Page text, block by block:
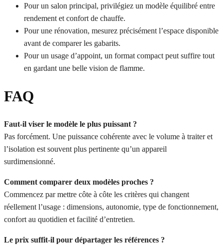
Pour un salon principal, privilégiez un modèle équilibré entre
rendement et confort de chauffe.
Pour une rénovation, mesurez précisément l’espace disponible
avant de comparer les gabarits.
Pour un usage d’appoint, un format compact peut suffire tout
en gardant une belle vision de flamme.
FAQ
Faut-il viser le modèle le plus puissant ?
Pas forcément. Une puissance cohérente avec le volume à traiter et
l’isolation est souvent plus pertinente qu’un appareil
surdimensionné.
Comment comparer deux modèles proches ?
Commencez par mettre côte à côte les critères qui changent
réellement l’usage : dimensions, autonomie, type de fonctionnement,
confort au quotidien et facilité d’entretien.
Le prix suffit-il pour départager les références ?